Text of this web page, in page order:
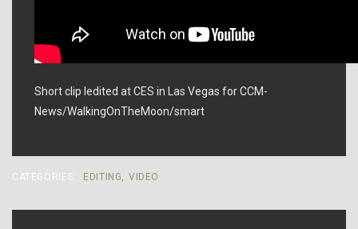
Short clip Iedited at CES in Las Vegas for CCM-
News/WalkingOnTheMoon/smart
CATEGORIES: EDITING, VIDEO